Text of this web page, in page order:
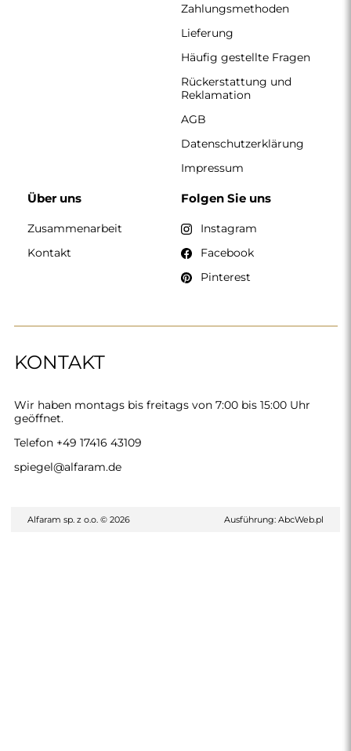
KONTAKT
Wir haben montags bis freitags von 7:00 bis 15:00 Uhr
geöffnet.
Telefon +49 17416 43109
spiegel@alfaram.de
Zahlungsmethoden
Lieferung
Häufig gestellte Fragen
Rückerstattung und
Reklamation
AGB
Datenschutzerklärung
Impressum
Über uns
Zusammenarbeit
Kontakt
Folgen Sie uns
Instagram
Facebook
Pinterest
Alfaram sp. z o.o. © 2026 Ausführung: AbcWeb.pl